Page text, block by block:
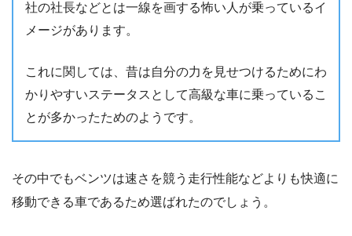
社の社長などとは一線を画する怖い人が乗っているイ
メージがあります。
これに関しては、昔は自分の力を見せつけるためにわ
かりやすいステータスとして高級な車に乗っているこ
とが多かったためのようです。
その中でもベンツは速さを競う走行性能などよりも快適に
移動できる車であるため選ばれたのでしょう。